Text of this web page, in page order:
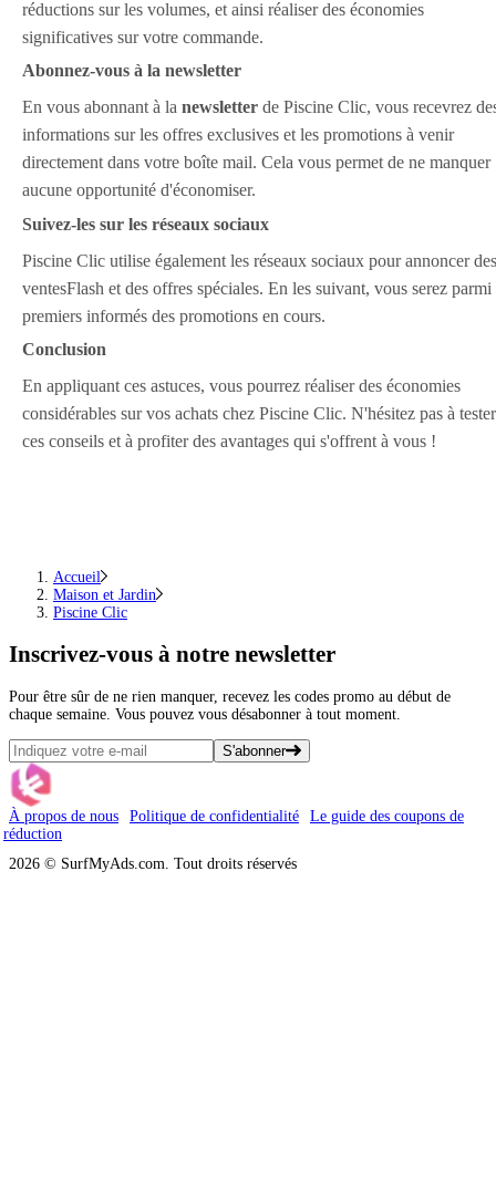
réductions sur les volumes, et ainsi réaliser des économies
significatives sur votre commande.
Abonnez-vous à la newsletter
En vous abonnant à la newsletter de Piscine Clic, vous recevrez
informations sur les offres exclusives et les promotions à venir
directement dans votre boîte mail. Cela vous permet de ne manquer
aucune opportunité d'économiser.
Suivez-les sur les réseaux sociaux
Piscine Clic utilise également les réseaux sociaux pour annoncer des
ventesFlash et des offres spéciales. En les suivant, vous serez parmi
premiers informés des promotions en cours.
Conclusion
En appliquant ces astuces, vous pourrez réaliser des économies
considérables sur vos achats chez Piscine Clic. N'hésitez pas à tester
ces conseils et à profiter des avantages qui s'offrent à vous !
Accueil
Maison et Jardin
Piscine Clic
Inscrivez-vous à notre newsletter
Pour être sûr de ne rien manquer, recevez les codes promo au début de
chaque semaine. Vous pouvez vous désabonner à tout moment.
S'abonner
À propos de nous Politique de confidentialité
Le guide des coupons de
réduction
2026 © SurfMyAds.com. Tout droits réservés